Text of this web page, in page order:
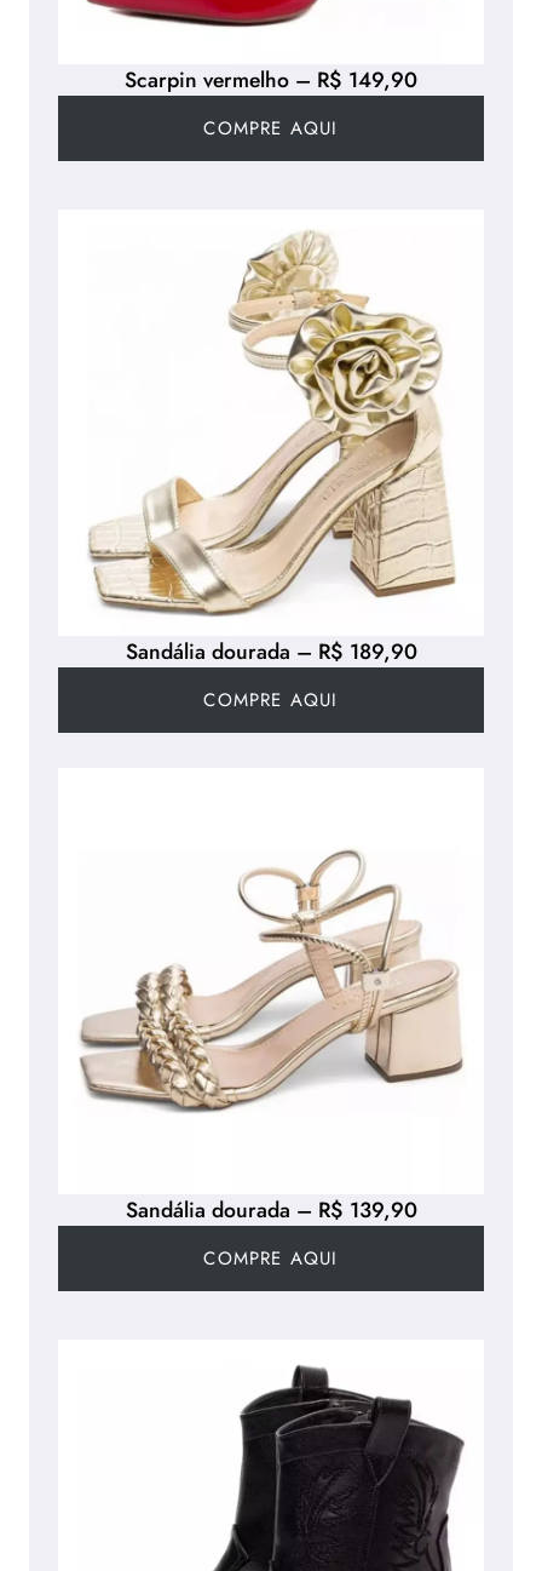
Sandália dourada – R$ 189,90
COMPRE AQUI
Scarpin vermelho – R$ 149,90
COMPRE AQUI
Sandália dourada – R$ 139,90
COMPRE AQUI